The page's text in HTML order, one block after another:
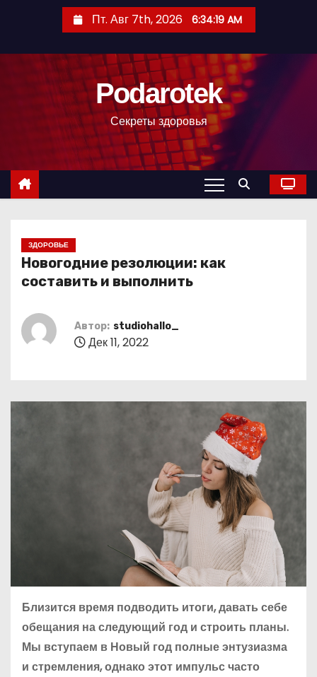
с
Пт. Авг 7th, 2026 6:34:20 AM
Podarotek
Секреты здоровья
ЗДОРОВЬЕ
Новогодние резолюции: как
составить и выполнить
Автор: studiohallo_
Дек 11, 2022
Близится время подводить итоги, давать себе
обещания на следующий год и строить планы.
Мы вступаем в Новый год полные энтузиазма
и стремления, однако этот импульс часто